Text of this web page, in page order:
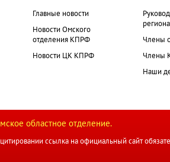
Главные новости
Новости Омского
отделения КПРФ
Новости ЦК КПРФ
Члены
Члены
Наши
областное отделение.
ссылка на официальный сайт